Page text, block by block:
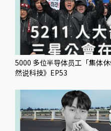
5000 多位半导体员工「集体
然说科技》EP53